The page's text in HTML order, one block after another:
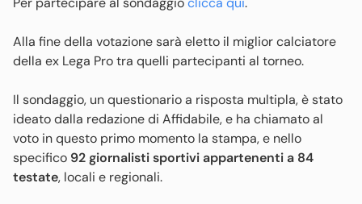
Alla fine della votazione sarà eletto il miglior calciatore
della ex Lega Pro tra quelli partecipanti al torneo.
Il sondaggio, un questionario a risposta multipla, è stato
ideato dalla redazione di Affidabile, e ha chiamato al
voto in questo primo momento la stampa, e nello
specifico 92 giornalisti sportivi appartenenti a 84
testate, locali e regionali.